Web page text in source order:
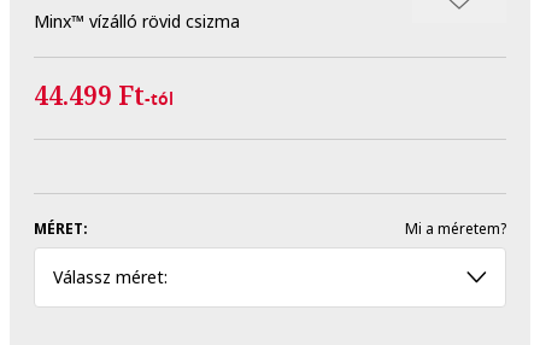
Minx™ vízálló rövid csizma
44.499 Ft-tól
MÉRET: Mi a méretem?
Válassz méret: